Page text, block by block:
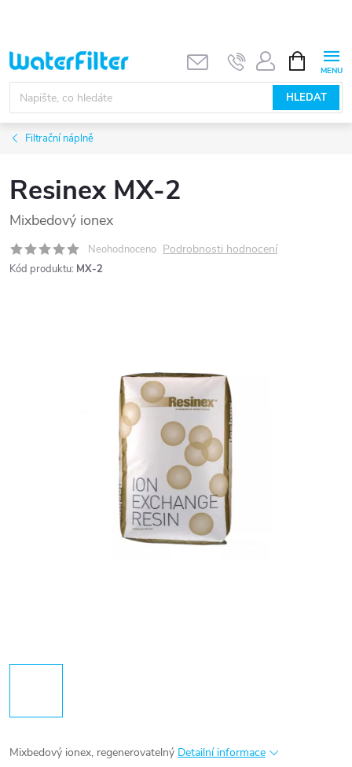
obsah
HLEDAT
NÁKUPNÍ
KOŠÍK
Filtrační náplně
Resinex MX-2
Mixbedový ionex
Neohodnoceno Podrobnosti hodnocení
Kód produktu: MX-2
Mixbedový ionex, regenerovatelný Detailní informace